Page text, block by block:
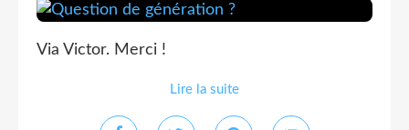
Via Victor. Merci !
Lire la suite